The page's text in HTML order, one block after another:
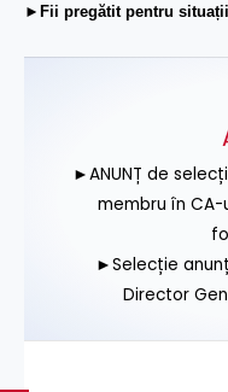
►Fii pregătit pentru
►ANUNȚ de
membru în CA-
►Selecție
Director